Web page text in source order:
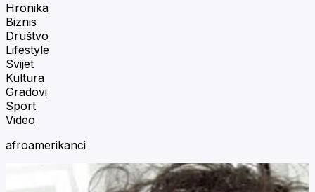
Hronika
Biznis
Društvo
Lifestyle
Svijet
Kultura
Gradovi
Sport
Video
afroamerikanci